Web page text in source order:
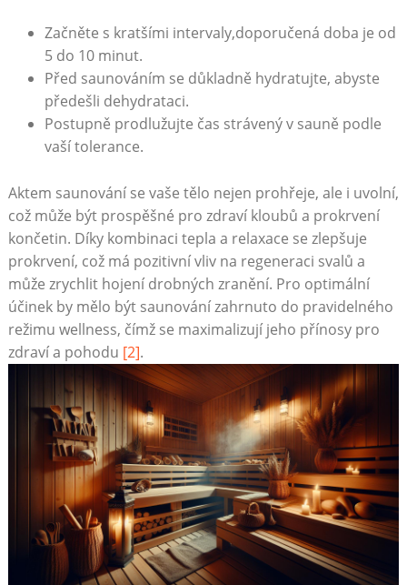
Začněte s kratšími intervaly,doporučená doba je od
5 do 10 minut.
Před saunováním se důkladně hydratujte, abyste
předešli dehydrataci.
Postupně prodlužujte čas strávený v sauně podle
vaší tolerance.
Aktem saunování se vaše tělo nejen prohřeje, ale i uvolní,
což může být prospěšné pro zdraví kloubů a prokrvení
končetin. Díky kombinaci tepla a relaxace se zlepšuje
prokrvení, což má pozitivní vliv na regeneraci svalů a
může zrychlit hojení drobných zranění. Pro optimální
účinek by mělo být saunování zahrnuto do pravidelného
režimu wellness, čímž se maximalizují jeho přínosy pro
zdraví a pohodu [2].